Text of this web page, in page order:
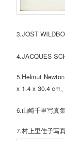
3.JOST
4.JACQUES
5.Helmut
x 1.4 x 30.4 cm
6.山崎千里写真
7.村上里